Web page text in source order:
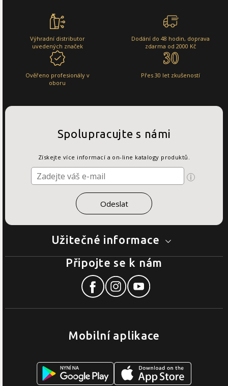
Výhradní distributor
uvedených značek
Dodání do 48 hodin, doprava
zdarma od 2000 Kč
Ověřeno profesionály v
oboru
Přes 30 let zkušeností
Užitečné informace
Spolupracujte s námi
Získejte více informací a on-line katalogy produktů.
Mobilní aplikace
Připojte se k nám